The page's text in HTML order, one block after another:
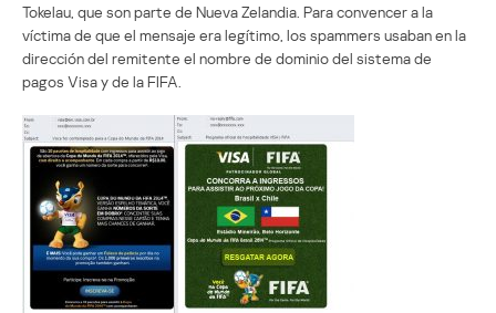
Tokelau, que son parte de Nueva Zelandia. Para convencer a la
víctima de que el mensaje era legítimo, los spammers usaban en la
dirección del remitente el nombre de dominio del sistema de
pagos Visa y de la FIFA.